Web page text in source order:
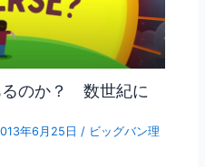
るのか？ 数世紀に
年6月25日 / ビッグバン理